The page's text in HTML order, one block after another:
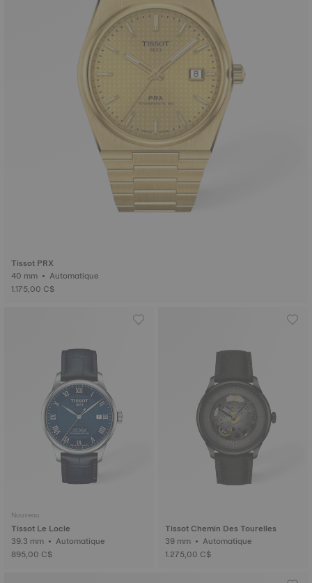
Tissot PRX
40 mm • Automatique
1.175,00 C$
Nouveau
Tissot Le Locle
39.3 mm • Automatique
895,00 C$
Tissot Chemin Des Tourelles
39 mm • Automatique
1.275,00 C$